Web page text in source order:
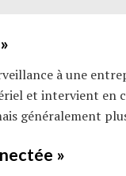
à une
et intervient en
généralement
»